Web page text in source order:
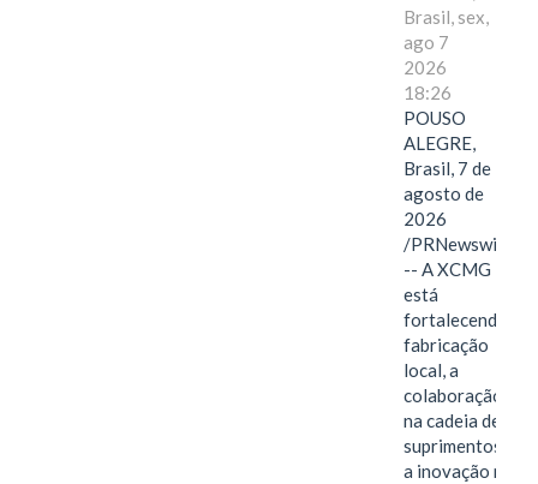
Brasil, sex,
ago 7
2026
18:26
POUSO
ALEGRE,
Brasil, 7 de
agosto de
2026
/PRNewswire/
-- A XCMG
está
fortalecendo a
fabricação
local, a
colaboração
na cadeia de
suprimentos e
a inovação no